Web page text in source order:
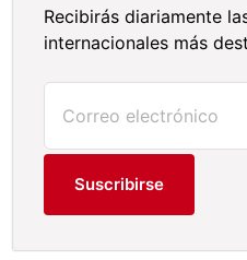
Recibirás diariamente
internacionales más
Suscribirse